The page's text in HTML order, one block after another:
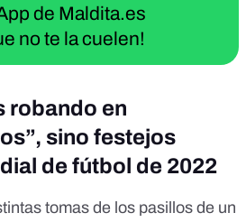
de Maldita.es
no te la cuelen!
robando en
sino festejos
de fútbol de 2022
tomas de los pasillos de un